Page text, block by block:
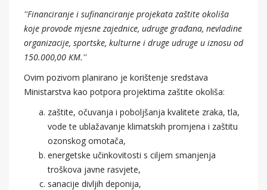
''Financiranje i sufinanciranje projekata zaštite okoliša
koje provode mjesne zajednice, udruge građana, nevladine
organizacije, sportske, kulturne i druge udruge u iznosu od
150.000,00 KM.''
Ovim pozivom planirano je korištenje sredstava
Ministarstva kao potpora projektima zaštite okoliša:
zaštite, očuvanja i poboljšanja kvalitete zraka, tla,
vode te ublažavanje klimatskih promjena i zaštitu
ozonskog omotača,
energetske učinkovitosti s ciljem smanjenja
troškova javne rasvjete,
sanacije divljih deponija,